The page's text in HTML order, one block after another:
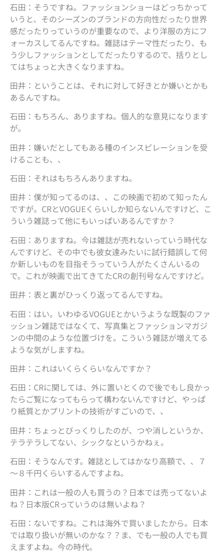
石田：そうですね。ファッションショーはどっちかって
いうと、そのシーズンのブランドの方向性だったり世界
感だったりっていうのが重要なので、より洋服の方にフ
ォーカスしてるんですね。雑誌はテーマ性だったり、も
う少しファッションとしてだったりするので、括りとし
てはちょっと大きくなりますね。
田井：ということは、それに対して好きとか嫌いとかも
あるんですね。
石田：もちろん、ありますね。個人的な意見になります
が。
田井：嫌いだとしてもある種のインスピレーションを受
けることも、、
石田：それはもちろんありますね。
田井：僕が知ってるのは、、この映画で初めて知ったん
ですが。CRとVOGUEくらいしか知らないんですけど、こ
ういう雑誌って他にもいっぱいあるんですか？
石田：ありますね。今は雑誌が売れないっていう時代な
んですけど、その中でも彼女達みたいに試行錯誤して何
か新しいものを目指そうっていう人がたくさんいるの
で。これが映画で出てきてたCRの創刊号なんですけど。
田井：表と裏がひっくり返ってるんですね。
石田：はい。いわゆるVOGUEとかいうような既製のファ
ッション雑誌ではなくて、写真集とファッションマガジ
ンの中間のような位置づけを。こういう雑誌が増えてる
ような気がしますね。
田井：これはいくらくらいなんですか？
石田：CRに関しては、外に置いとくので後でもし良かっ
たらご覧になってもらって構わないんですけど、やっぱ
り紙質とかプリントの技術がすごいので、、
田井：ちょっとびっくりしたのが、つや消しというか、
テラテラしてない、シックなというかねぇ。
石田：そうなんです。雑誌としてはかなり高額で、、７
～８千円くらいするんですよね。
田井：これは一般の人も買うの？日本では売ってないよ
ね？日本版CRっていうのは無いよね？
石田：ないですね。これは海外で買いましたから。日本
では取り扱いが無いのかな？？ま、でも一般の人でも買
えますよね。今の時代。